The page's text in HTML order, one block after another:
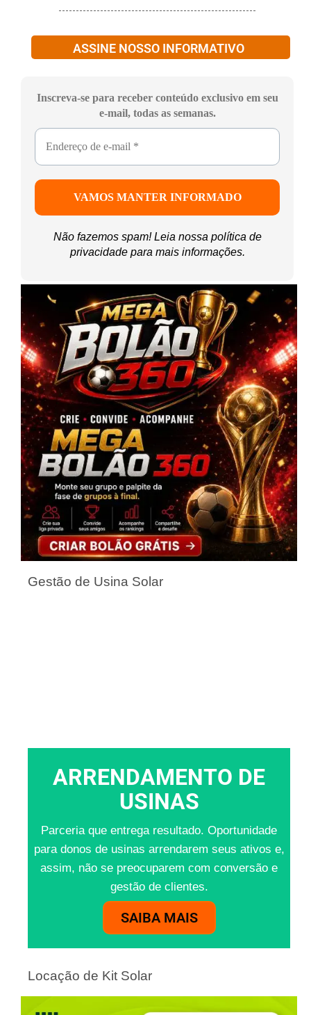
ASSINE NOSSO INFORMATIVO
Inscreva-se para receber conteúdo exclusivo em seu
e-mail, todas as semanas.
Não fazemos spam! Leia nossa política de
privacidadepara mais informações.
Gestão de Usina Solar
ARRENDAMENTO DE
USINAS
Parceria que entrega resultado. Oportunidade
para donos de usinas arrendarem seus ativos e,
assim, não se preocuparem com conversão e
gestão de clientes.
SAIBA MAIS
Locação de Kit Solar